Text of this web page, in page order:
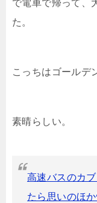
で電車で帰って、
た。
こっちはゴールデ
素晴らしい。
高速バスのカ
たら思いのほ